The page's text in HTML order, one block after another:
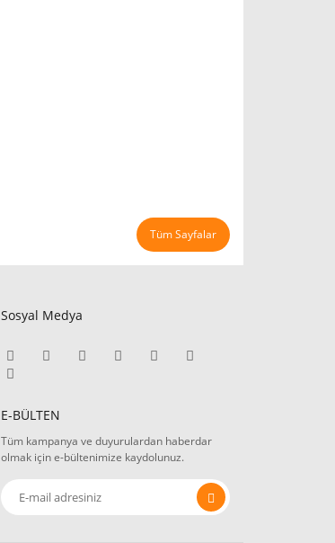
Tüm Sayfalar
Sosyal Medya
E-BÜLTEN
Tüm kampanya ve duyurulardan haberdar
olmak için e-bültenimize kaydolunuz.